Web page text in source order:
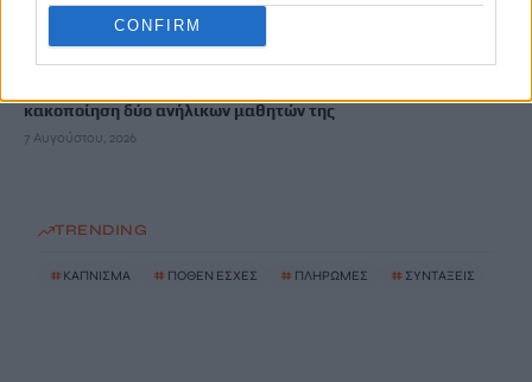
CONFIRM
7 Αυγούστου, 2026
κακοποίηση δύο ανήλικων μαθητών της
7 Αυγούστου, 2026
TRENDING
# ΚΑΠΝΙΣΜΑ # ΠΟΘΕΝ ΕΣΧΕΣ # ΠΛΗΡΩΜΕΣ # ΣΥΝΤΑΞΕΙΣ